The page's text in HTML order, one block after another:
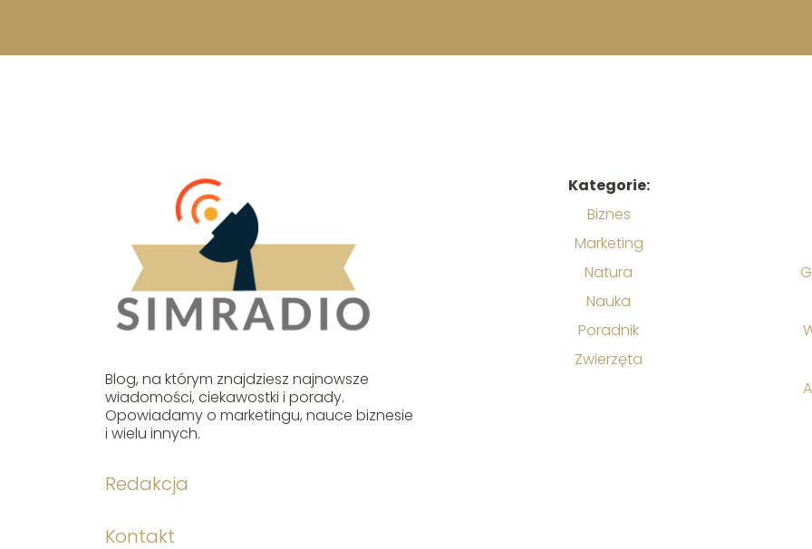
Blog, na którym znajdziesz najnowsze
wiadomości, ciekawostki i porady.
Opowiadamy o marketingu, nauce biznesie
i wielu innych.
Redakcja
Kontakt
Kategorie:
Biznes
Marketing
Natura
Nauka
Poradnik
Zwierzęta